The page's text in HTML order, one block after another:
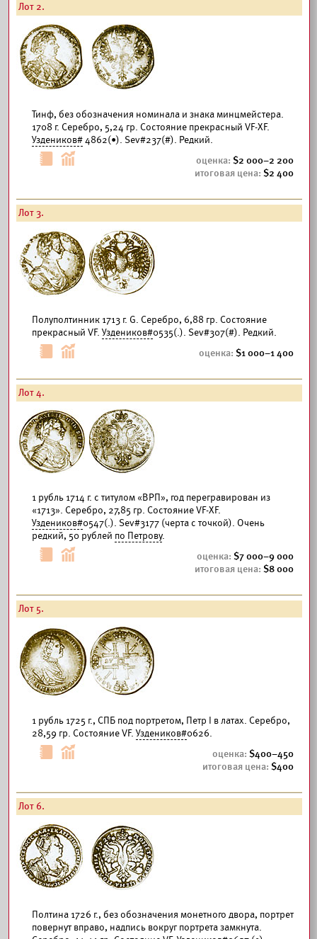
Лот 2.
Тинф, без обозначения номинала и знака минцмейстера.
1708 г. Серебро, 5,24 гр. Состояние прекрасный VF-XF.
Уздеников#4862(•). Sev#237(#). Редкий.
2 000–2 200
2 400
Лот 3.
Полуполтинник 1713 г. G. Серебро, 6,88 гр. Состояние
прекрасный VF. Уздеников#0535(.). Sev#307(#). Редкий.
1 000–1 400
Лот 4.
1 рубль 1714 г. с титулом «ВРП», год перегравирован из
«1713». Серебро, 27,85 гр. Состояние VF-XF.
Уздеников#0547(.). Sev#3177 (черта с точкой). Очень
редкий, 50 рублей по Петрову.
7 000–9 000
8 000
Лот 5.
1 рубль 1725 г., СПБ под портретом, Петр I в латах. Серебро,
28,59 гр. Состояние VF. Уздеников#0626.
400–450
400
Лот 6.
Полтина 1726 г., без обозначения монетного двора, портрет
повернут вправо, надпись вокруг портрета замкнута.